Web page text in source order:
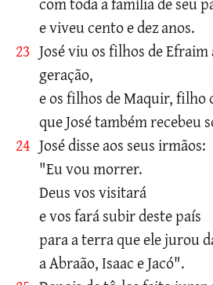
e viveu cento e dez anos.
23 José viu os filhos de
geração,
e os filhos de Maquir, filho
que José também recebeu
24 José disse aos seus irmãos:
"Eu vou morrer.
Deus vos visitará
e vos fará subir deste país
para a terra que ele jurou
a Abraão, Isaac e Jacó".